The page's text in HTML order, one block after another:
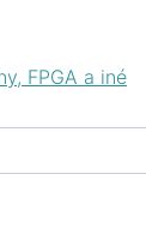
FPGA a iné